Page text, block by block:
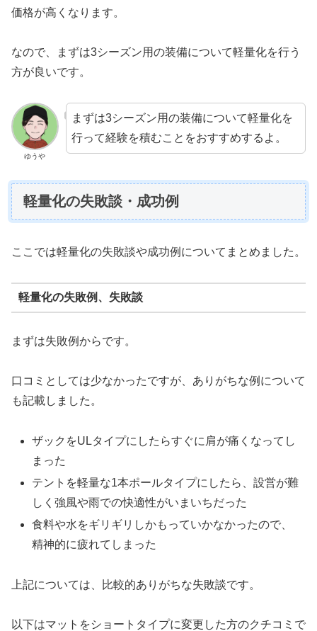
価格が高くなります。
なので、まずは3シーズン用の装備について軽量化を行う
方が良いです。
ゆうや
まずは3シーズン用の装備について軽量化を
行って経験を積むことをおすすめするよ。
軽量化の失敗談・成功例
ここでは軽量化の失敗談や成功例についてまとめました。
軽量化の失敗例、失敗談
まずは失敗例からです。
口コミとしては少なかったですが、ありがちな例について
も記載しました。
ザックをULタイプにしたらすぐに肩が痛くなってし
まった
テントを軽量な1本ポールタイプにしたら、設営が難
しく強風や雨での快適性がいまいちだった
食料や水をギリギリしかもっていかなかったので、
精神的に疲れてしまった
上記については、比較的ありがちな失敗談です。
以下はマットをショートタイプに変更した方のクチコミで